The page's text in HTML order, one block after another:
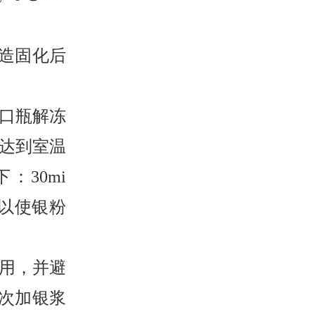
固化后
瓶解冻
到室温
：30mi
使银粉
，并避
加银浆